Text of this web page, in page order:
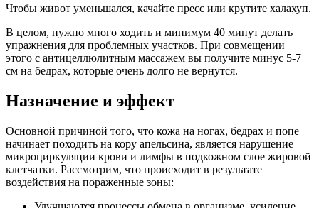
Чтобы живот уменьшался, качайте пресс или крутите халахуп.
В целом, нужно много ходить и минимум 40 минут делать
упражнения для проблемных участков. При совмещении
этого с антицеллюлитным массажем вы получите минус 5-7
см на бедрах, которые очень долго не вернутся.
Назначение и эффект
Основной причиной того, что кожа на ногах, бедрах и попе
начинает походить на кору апельсина, является нарушение
микроциркуляции крови и лимфы в подкожном слое жировой
клетчатки. Рассмотрим, что происходит в результате
воздействия на пораженные зоны: